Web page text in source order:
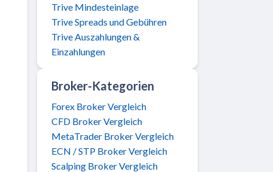
Trive Mindesteinlage
Trive Spreads und Gebühren
Trive Auszahlungen &
Einzahlungen
Broker-Kategorien
Forex Broker Vergleich
CFD Broker Vergleich
MetaTrader Broker Vergleich
ECN / STP Broker Vergleich
Scalping Broker Vergleich